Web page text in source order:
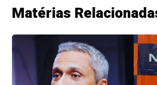
Matérias